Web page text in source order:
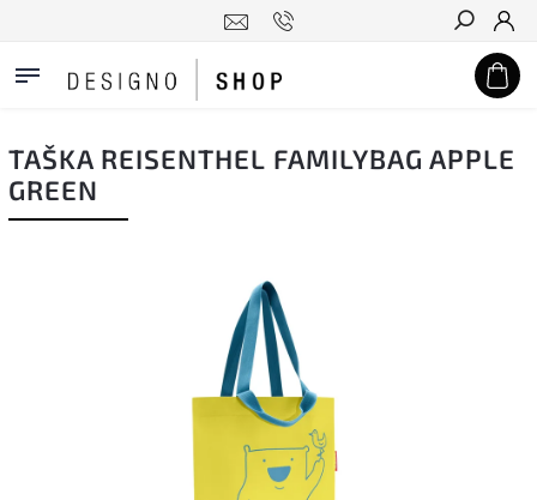
Hledat
TAŠKA REISENTHEL FAMILYBAG APPLE
GREEN